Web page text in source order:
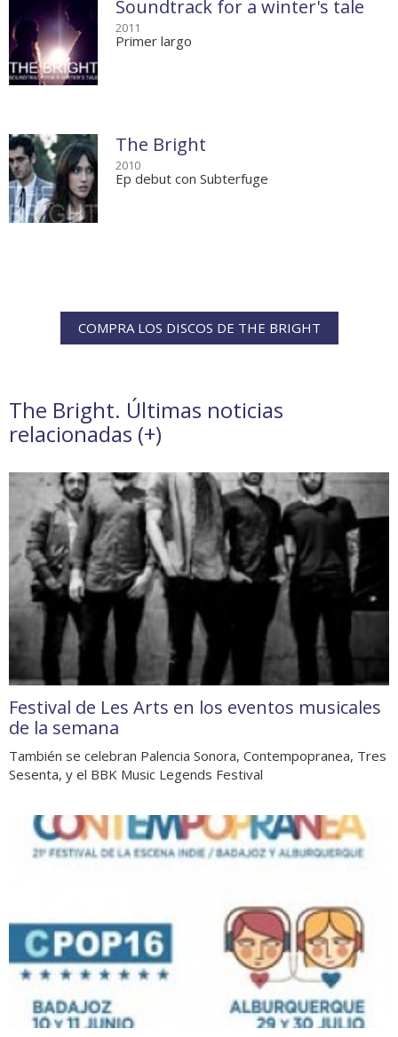
Soundtrack for a winter's tale
2011
Primer largo
The Bright
2010
Ep debut con Subterfuge
COMPRA LOS DISCOS DE THE BRIGHT
The Bright. Últimas noticias
relacionadas (+)
Festival de Les Arts en los eventos musicales
de la semana
También se celebran Palencia Sonora, Contempopranea, Tres
Sesenta, y el BBK Music Legends Festival